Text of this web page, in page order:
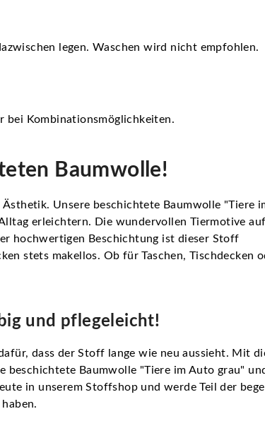
legen. Waschen wird nicht empfohlen.
bei Kombinationsmöglichkeiten.
Baumwolle!
Unsere beschichtete Baumwolle "Tiere
erleichtern. Die wundervollen Tiermotive
hochwertigen Beschichtung ist dieser Stoff
stets makellos. Ob für Taschen, Tischdecken
und pflegeleicht!
dass der Stoff lange wie neu aussieht. Mit
beschichtete Baumwolle "Tiere im Auto grau"
in unserem Stoffshop und werde Teil der